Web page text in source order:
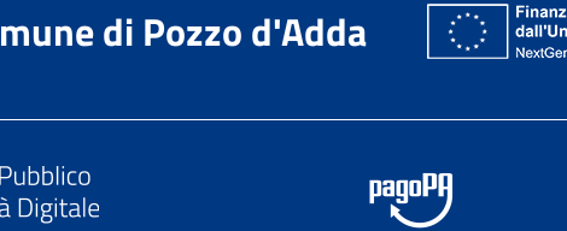
di Pozzo d'Adda